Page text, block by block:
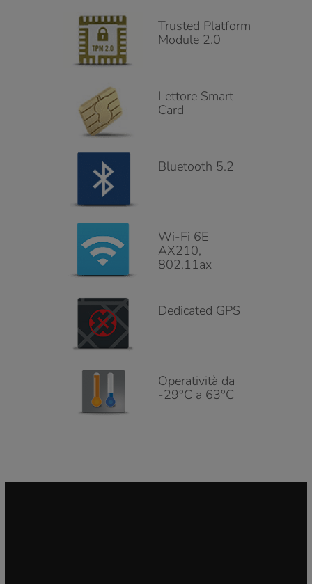
Trusted Platform
Module 2.0
Lettore Smart
Card
Bluetooth 5.2
Wi-Fi 6E
AX210,
802.11ax
Dedicated GPS
Operatività da
-29°C a 63°C